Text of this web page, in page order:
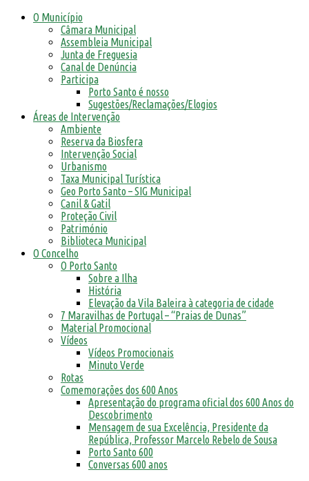
O Município
Câmara Municipal
Assembleia Municipal
Junta de Freguesia
Canal de Denúncia
Participa
Porto Santo é nosso
Sugestões/Reclamações/Elogios
Áreas de Intervenção
Ambiente
Reserva da Biosfera
Intervenção Social
Urbanismo
Taxa Municipal Turística
Geo Porto Santo – SIG Municipal
Canil & Gatil
Proteção Civil
Património
Biblioteca Municipal
O Concelho
O Porto Santo
Sobre a Ilha
História
Elevação da Vila Baleira à categoria de cidade
7 Maravilhas de Portugal – “Praias de Dunas”
Material Promocional
Vídeos
Vídeos Promocionais
Minuto Verde
Rotas
Comemorações dos 600 Anos
Apresentação do programa oficial dos 600 Anos do
Descobrimento
Mensagem de sua Excelência, Presidente da
República, Professor Marcelo Rebelo de Sousa
Porto Santo 600
Conversas 600 anos